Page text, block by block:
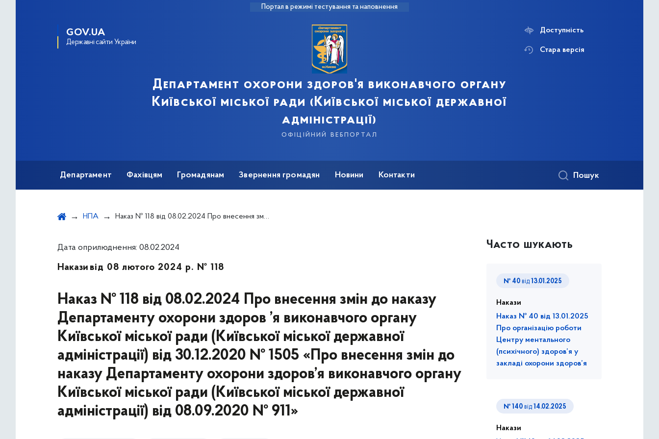
Портал в режимі тестування та наповнення
GOV.UA
Державні сайти України
Департамент охорони здоров'я виконавчого органу
Київської міської ради (Київської міської державної
адміністрації)
офіційний вебпортал
Доступність
Стара версія
Департамент Фахівцям Громадянам Звернення громадян Новини Контакти Пошук
НПА Наказ № 118 від 08.02.2024 Про внесення змін до наказу Департаменту охорони здоров ’я виконавчого органу Київської міської ради (Київської міської державної адміністрації) від 30.12.2020 № 1505 «Про внесення змін до наказу Департаменту охорони здоров’я виконавчого органу Київської міської ради (Київської міської державної адміністрації) від 08.09.2020 № 911»
Дата оприлюднення: 08.02.2024
Накази від 08 лютого 2024 р. № 118
Наказ № 118 від 08.02.2024 Про внесення змін до наказу
Департаменту охорони здоров ’я виконавчого органу
Київської міської ради (Київської міської державної
адміністрації) від 30.12.2020 № 1505 «Про внесення змін до
наказу Департаменту охорони здоров’я виконавчого органу
Київської міської ради (Київської міської державної
адміністрації) від 08.09.2020 № 911»
Часто шукають
№ 40 від 13.01.2025
Накази
Наказ № 40 від 13.01.2025
Про організацію роботи
Центру ментального
(психічного) здоров’я у
закладі охорони здоров’я
№ 140 від 14.02.2025
Накази